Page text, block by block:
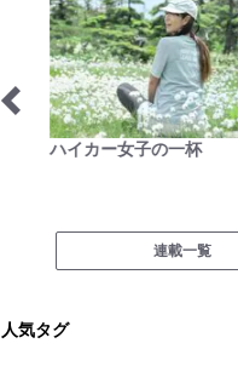
ハイカー女子の一杯
連載一覧
人気タグ